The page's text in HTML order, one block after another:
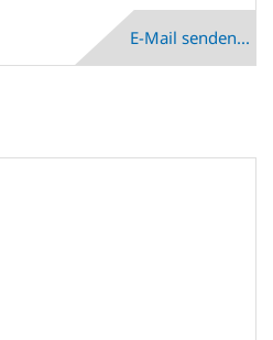
E-Mail senden...